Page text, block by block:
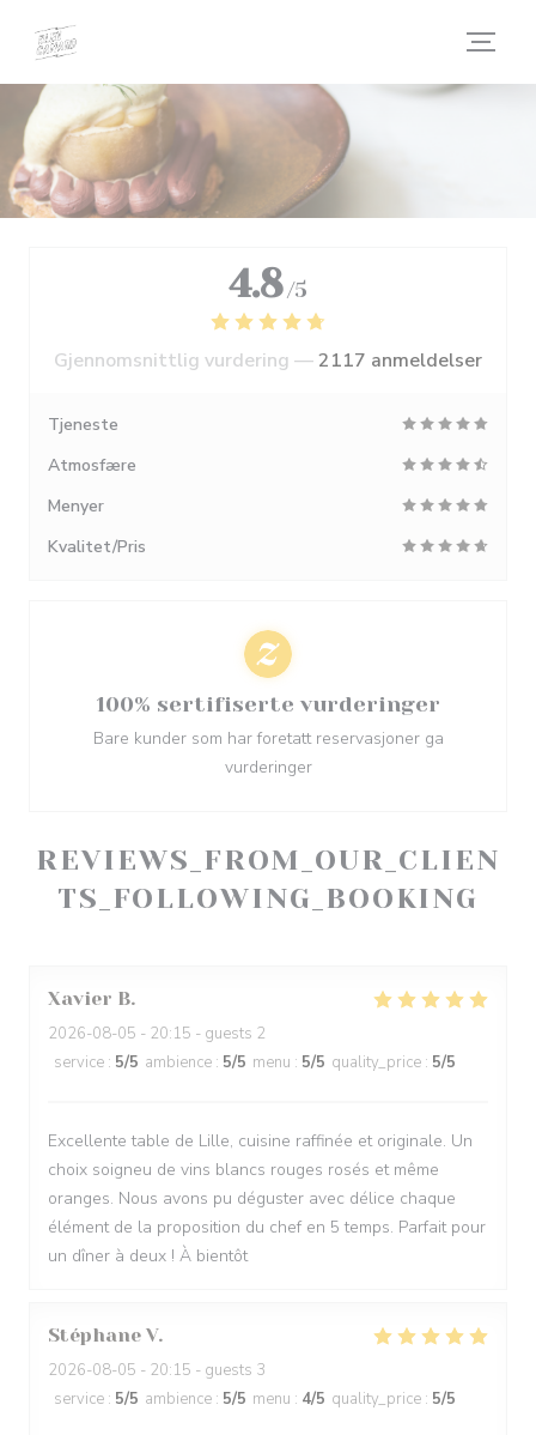
REVIEWS_FROM_OUR_CLIEN
TS_FOLLOWING_BOOKING
Xavier B
2026-08-05 - 20:15 - guests 2
service : 5/5 ambience : 5/5 menu : 5/5 quality_price : 5/5
Excellente table de Lille, cuisine raffinée et originale. Un
choix soigneu de vins blancs rouges rosés et même
oranges. Nous avons pu déguster avec délice chaque
élément de la proposition du chef en 5 temps. Parfait pour
un dîner à deux ! À bientôt
Stéphane V
2026-08-05 - 20:15 - guests 3
service : 5/5 ambience : 5/5 menu : 4/5 quality_price : 5/5
4.8 /5
Gjennomsnittlig vurdering —2117 anmeldelser
Tjeneste
Atmosfære
Menyer
Kvalitet/Pris
100% sertifiserte vurderinger
Bare kunder som har foretatt reservasjoner ga
vurderinger